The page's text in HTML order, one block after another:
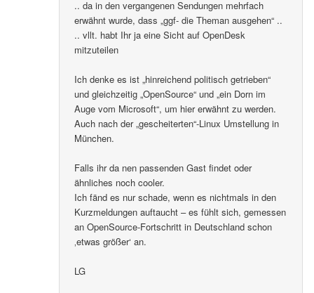
.. da in den vergangenen Sendungen mehrfach
erwähnt wurde, dass „ggf- die Theman ausgehen“ ..
.. vllt. habt Ihr ja eine Sicht auf OpenDesk
mitzuteilen
Ich denke es ist „hinreichend politisch getrieben“
und gleichzeitig „OpenSource“ und „ein Dorn im
Auge vom Microsoft“, um hier erwähnt zu werden.
Auch nach der „gescheiterten“-Linux Umstellung in
München.
Falls ihr da nen passenden Gast findet oder
ähnliches noch cooler.
Ich fänd es nur schade, wenn es nichtmals in den
Kurzmeldungen auftaucht – es fühlt sich, gemessen
an OpenSource-Fortschritt in Deutschland schon
‚etwas größer‘ an.
LG